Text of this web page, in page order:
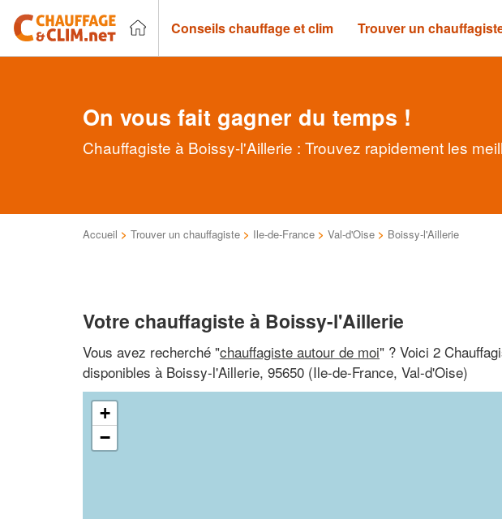
Conseils chauffage et clim Trouver un
On vous fait gagner du temps !
Chauffagiste à Boissy-l'Aillerie : Trouvez rapidement les
Accueil > Trouver un chauffagiste > Ile-de-France > Val-d'Oise > Boissy-l'Aillerie
Votre chauffagiste à Boissy-l'Aillerie
Vous avez recherché "chauffagiste autour de moi" ? Voici 2
disponibles à Boissy-l'Aillerie, 95650 (Ile-de-France, Val-d'Oise)
+
−